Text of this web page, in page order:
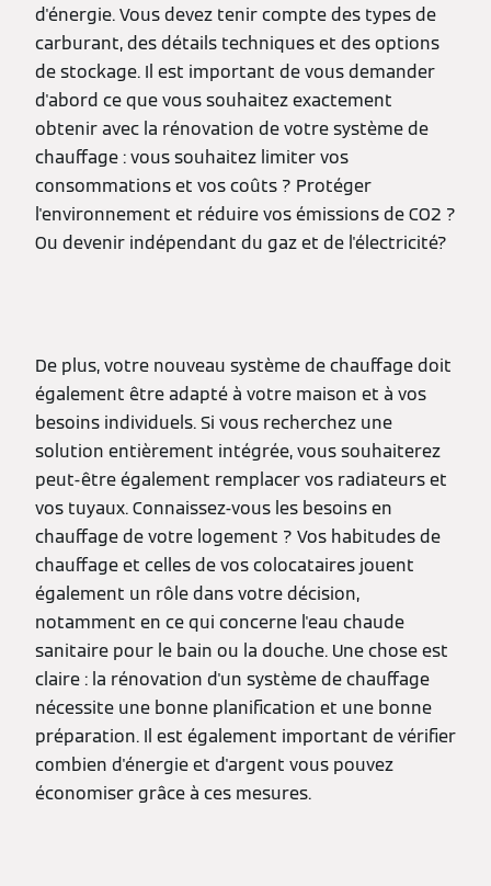
d'énergie. Vous devez tenir compte des types de
carburant, des détails techniques et des options
de stockage. Il est important de vous demander
d'abord ce que vous souhaitez exactement
obtenir avec la rénovation de votre système de
chauffage : vous souhaitez limiter vos
consommations et vos coûts ? Protéger
l'environnement et réduire vos émissions de CO2 ?
Ou devenir indépendant du gaz et de l'électricité?
De plus, votre nouveau système de chauffage doit
également être adapté à votre maison et à vos
besoins individuels. Si vous recherchez une
solution entièrement intégrée, vous souhaiterez
peut-être également remplacer vos radiateurs et
vos tuyaux. Connaissez-vous les besoins en
chauffage de votre logement ? Vos habitudes de
chauffage et celles de vos colocataires jouent
également un rôle dans votre décision,
notamment en ce qui concerne l'eau chaude
sanitaire pour le bain ou la douche. Une chose est
claire : la rénovation d'un système de chauffage
nécessite une bonne planification et une bonne
préparation. Il est également important de vérifier
combien d'énergie et d'argent vous pouvez
économiser grâce à ces mesures.